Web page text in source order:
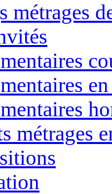
métrages
métrages